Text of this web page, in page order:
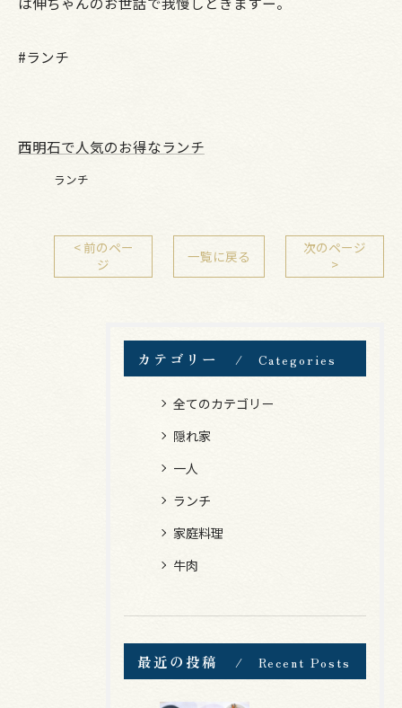
#ランチ
西明石で人気のお得なランチ
ランチ
< 前のペー
ジ
一覧に戻る
次のページ
>
カテゴリー Categories
全てのカテゴリー
隠れ家
一人
ランチ
家庭料理
牛肉
最近の投稿 Recent Posts